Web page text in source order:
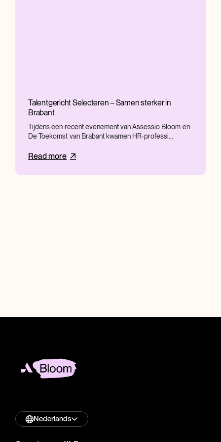
Talentgericht Selecteren – Samen sterker in
Brabant
Tijdens een recent evenement van Assessio Bloom en
De Toekomst van Brabant kwamen HR-professi...
Read more
Nederlands